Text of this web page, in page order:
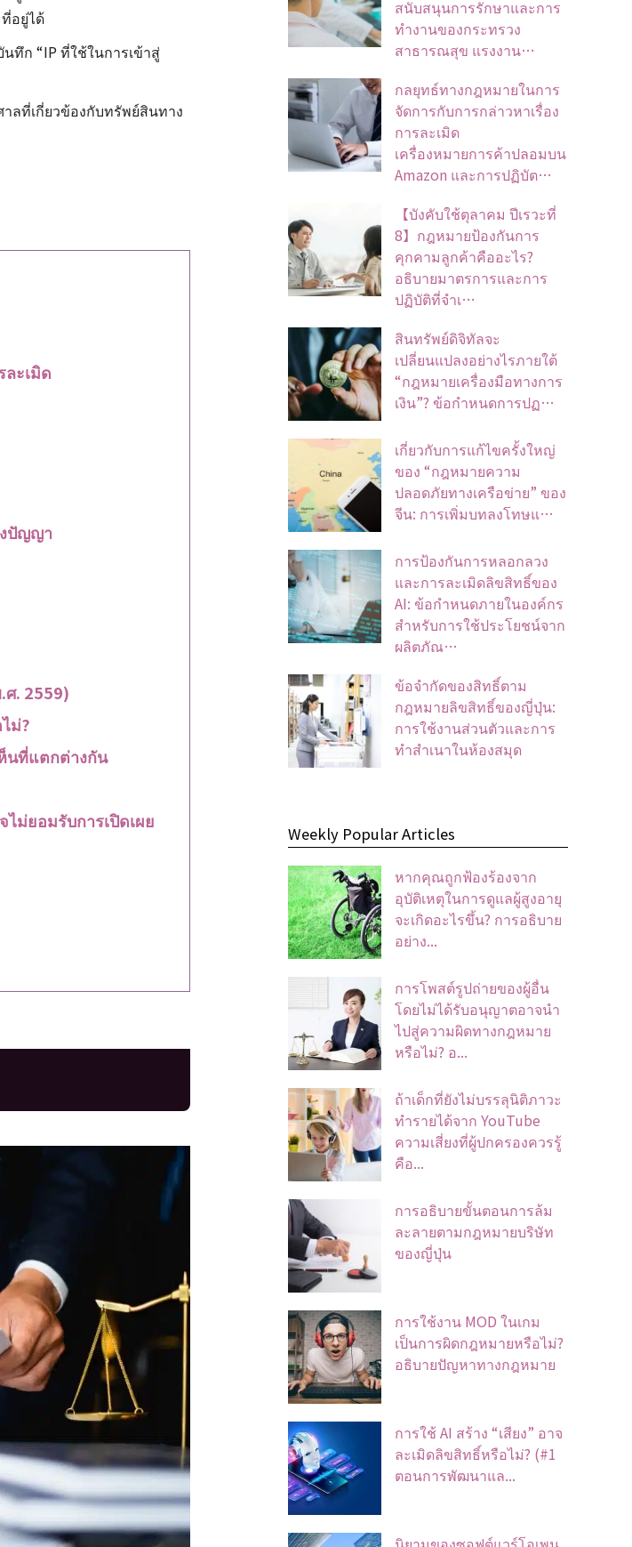
อยู่ได้
ทึก “IP ที่ใช้ในการเข้าสู่
าลที่เกี่ยวข้องกับทรัพย์สินทาง
ะเมิด
ปัญญา
. 2559)
ม่?
นที่แตกต่างกัน
ม่ยอมรับการเปิดเผย
สนับสนุนการรักษาและการ
ทำงานของกระทรวง
สาธารณสุข แรงงาน…
กลยุทธ์ทางกฎหมายในการ
จัดการกับการกล่าวหาเรื่อง
การละเมิด
เครื่องหมายการค้าปลอมบน
Amazon และการปฏิบัต…
【บังคับใช้ตุลาคม ปีเรวะที่
8】กฎหมายป้องกันการ
คุกคามลูกค้าคืออะไร?
อธิบายมาตรการและการ
ปฏิบัติที่จำเ…
สินทรัพย์ดิจิทัลจะ
เปลี่ยนแปลงอย่างไรภายใต้
“กฎหมายเครื่องมือทางการ
เงิน”? ข้อกำหนดการปฏ…
เกี่ยวกับการแก้ไขครั้งใหญ่
ของ “กฎหมายความ
ปลอดภัยทางเครือข่าย” ของ
จีน: การเพิ่มบทลงโทษแ…
การป้องกันการหลอกลวง
และการละเมิดลิขสิทธิ์ของ
AI: ข้อกำหนดภายในองค์กร
สำหรับการใช้ประโยชน์จาก
ผลิตภัณ…
ข้อจํากัดของสิทธิ์ตาม
กฎหมายลิขสิทธิ์ของญี่ปุ่น:
การใช้งานส่วนตัวและการ
ทําสําเนาในห้องสมุด
Weekly Popular Articles
หากคุณถูกฟ้องร้องจาก
อุบัติเหตุในการดูแลผู้สูงอายุ
จะเกิดอะไรขึ้น? การอธิบาย
อย่าง...
การโพสต์รูปถ่ายของผู้อื่น
โดยไม่ได้รับอนุญาตอาจนํา
ไปสู่ความผิดทางกฎหมาย
หรือไม่? อ...
ถ้าเด็กที่ยังไม่บรรลุนิติภาวะ
ทำรายได้จาก YouTube
ความเสี่ยงที่ผู้ปกครองควรรู้
คือ...
การอธิบายขั้นตอนการล้ม
ละลายตามกฎหมายบริษัท
ของญี่ปุ่น
การใช้งาน MOD ในเกม
เป็นการผิดกฎหมายหรือไม่?
อธิบายปัญหาทางกฎหมาย
การใช้ AI สร้าง “เสียง” อาจ
ละเมิดลิขสิทธิ์หรือไม่? (#1
ตอนการพัฒนาแล...